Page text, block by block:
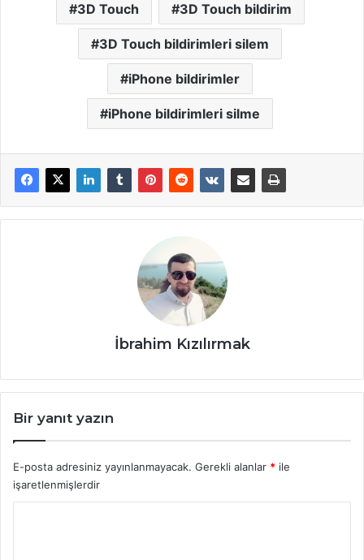
3D Touch 3D Touch bildirim
3D Touch bildirimleri silem
iPhone bildirimler
iPhone bildirimleri silme
İbrahim Kızılırmak
Bir yanıt yazın
E-posta adresiniz yayınlanmayacak. Gerekli alanlar * ile
işaretlenmişlerdir